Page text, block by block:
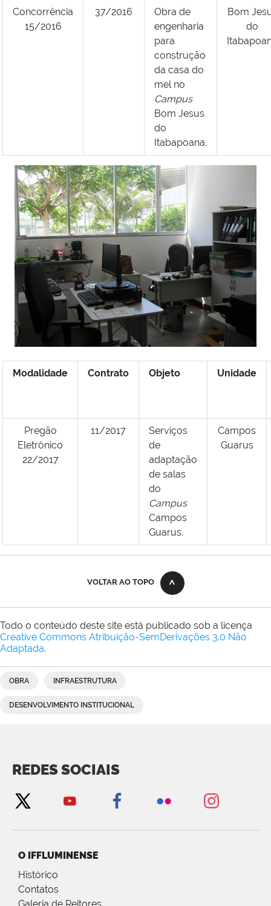
Concorrência
15/2016
37/2016
Obra de
engenharia
para
construção
da casa do
mel no
Campus
Bom Jesus
do
Itabapoana.
Bom
do
Modalidade Contrato Objeto Unidade
Pregão
Eletrônico
22/2017
11/2017
Serviços
de
adaptação
de salas
do
Campus
Campos
Guarus.
Campos
Guarus
VOLTAR AO TOPO
Todo o conteúdo deste site está publicado sob a licença
Creative Commons Atribuição-SemDerivações 3.0 Não
Adaptada.
OBRA INFRAESTRUTURA
DESENVOLVIMENTO INSTITUCIONAL
REDES SOCIAIS
O IFFLUMINENSE
Histórico
Contatos